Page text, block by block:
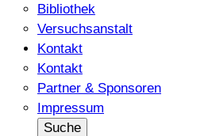
Bibliothek
Versuchsanstalt
Kontakt
Kontakt
Partner & Sponsoren
Impressum
Suche